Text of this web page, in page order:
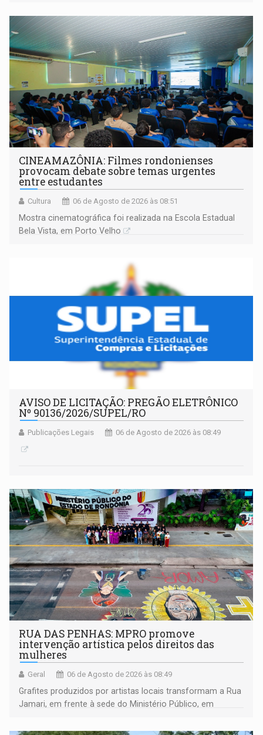
CINEAMAZÔNIA: Filmes rondonienses
provocam debate sobre temas urgentes
entre estudantes
Cultura 06 de Agosto de 2026 às 08:51
Mostra cinematográfica foi realizada na Escola Estadual
Bela Vista, em Porto Velho
AVISO DE LICITAÇÃO: PREGÃO ELETRÔNICO
Nº 90136/2026/SUPEL/RO
Publicações Legais 06 de Agosto de 2026 às 08:49
RUA DAS PENHAS: MPRO promove
intervenção artística pelos direitos das
mulheres
Geral 06 de Agosto de 2026 às 08:49
Grafites produzidos por artistas locais transformam a Rua
Jamari, em frente à sede do Ministério Público, em
da Penha e o enfrentamento à violência